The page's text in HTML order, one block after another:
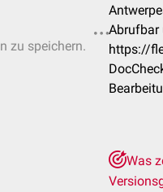
zu speichern.
Abrufbar
https://
Was